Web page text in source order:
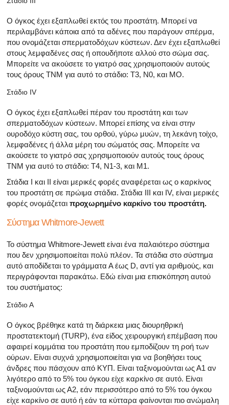
Ο όγκος έχει εξαπλωθεί εκτός του προστάτη. Μπορεί να
περιλαμβάνει κάποια από τα αδένες που παράγουν σπέρμα,
που ονομάζεται σπερματοδόχων κύστεων. Δεν έχει εξαπλωθεί
στους λεμφαδένες σας ή οπουδήποτε αλλού στο σώμα σας.
Μπορείτε να ακούσετε το γιατρό σας χρησιμοποιούν αυτούς
τους όρους TNM για αυτό το στάδιο: T3, N0, και MO.
Στάδιο IV
Ο όγκος έχει εξαπλωθεί πέραν του προστάτη και των
σπερματοδόχων κύστεων. Μπορεί επίσης να είναι στην
ουροδόχο κύστη σας, του ορθού, γύρω μυών, τη λεκάνη τοίχο,
λεμφαδένες ή άλλα μέρη του σώματός σας. Μπορείτε να
ακούσετε το γιατρό σας χρησιμοποιούν αυτούς τους όρους
TNM για αυτό το στάδιο: T4, Ν1-3, και Μ1.
Στάδια Ι και ΙΙ είναι μερικές φορές αναφέρεται ως ο καρκίνος
του προστάτη σε πρώιμα στάδια. Στάδια III και IV, είναι μερικές
φορές ονομάζεται προχωρημένο καρκίνο του προστάτη.
Σύστημα Whitmore-Jewett
Το σύστημα Whitmore-Jewett είναι ένα παλαιότερο σύστημα
που δεν χρησιμοποιείται πολύ πλέον. Τα στάδια στο σύστημα
αυτό αποδίδεται το γράμματα Α έως D, αντί για αριθμούς, και
περιγράφονται παρακάτω. Εδώ είναι μια επισκόπηση αυτού
του συστήματος:
Στάδιο Α
Ο όγκος βρέθηκε κατά τη διάρκεια μιας διουρηθρική
προστατεκτομή (TURP), ένα είδος χειρουργική επέμβαση που
αφαιρεί κομμάτια του προστάτη που εμποδίζουν τη ροή των
ούρων. Είναι συχνά χρησιμοποιείται για να βοηθήσει τους
άνδρες που πάσχουν από ΚΥΠ. Είναι ταξινομούνται ως Α1 αν
λιγότερο από το 5% του όγκου είχε καρκίνο σε αυτό. Είναι
ταξινομούνται ως Α2, εάν περισσότερο από το 5% του όγκου
είχε καρκίνο σε αυτό ή εάν τα κύτταρα φαίνονται πιο ανώμαλη